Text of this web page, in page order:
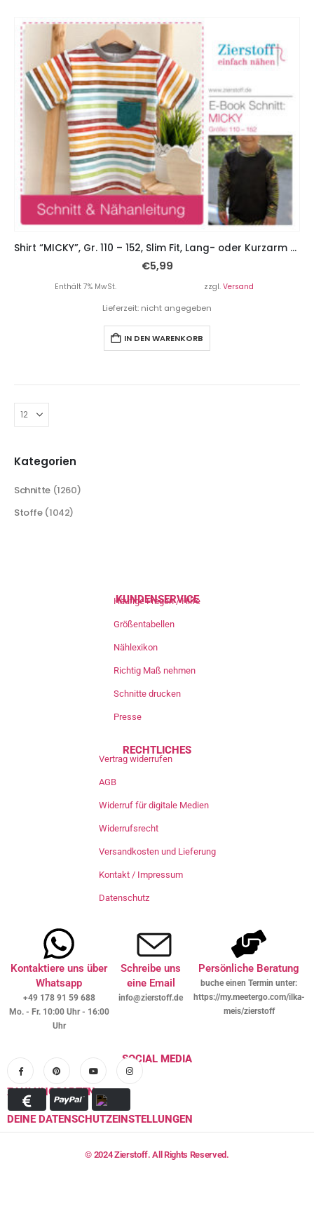
Shirt “MICKY”, Gr. 110 – 152, Slim Fit, Lang- oder Kurzarm plus Rollkragen
€5,99
Enthält 7% MwSt. zzgl. Versand
Lieferzeit: nicht angegeben
IN DEN WARENKORB
Kategorien
Schnitte (1260)
Stoffe (1042)
KUNDENSERVICE
Häufige Fragen / Hilfe
Größentabellen
Nählexikon
Richtig Maß nehmen
Schnitte drucken
Presse
RECHTLICHES
Vertrag widerrufen
AGB
Widerruf für digitale Medien
Widerrufsrecht
Versandkosten und Lieferung
Kontakt / Impressum
Datenschutz
Kontaktiere uns über
Whatsapp
+49 178 91 59 688
Mo. - Fr. 10:00 Uhr - 16:00
Uhr
Schreibe uns
eine Email
info@zierstoff.de
Persönliche Beratung
buche einen Termin unter:
https://my.meetergo.com/ilka-
meis/zierstoff
SOCIAL MEDIA
ZAHLUNGSARTEN
DEINE DATENSCHUTZEINSTELLUNGEN
© 2024 Zierstoff. All Rights Reserved.